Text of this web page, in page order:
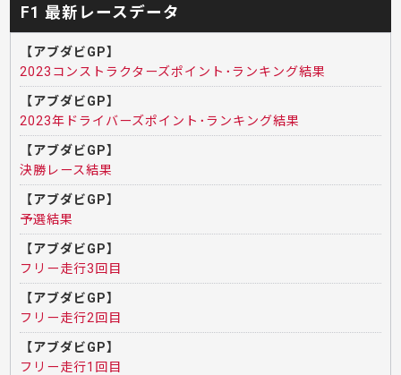
F1 最新レースデータ
【アブダビGP】
2023コンストラクターズポイント･ランキング結果
【アブダビGP】
2023年ドライバーズポイント･ランキング結果
【アブダビGP】
決勝レース結果
【アブダビGP】
予選結果
【アブダビGP】
フリー走行3回目
【アブダビGP】
フリー走行2回目
【アブダビGP】
フリー走行1回目